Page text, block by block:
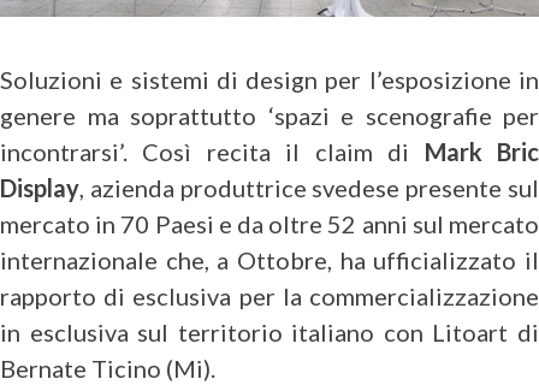
Soluzioni e sistemi di design per l’esposizione in
genere ma soprattutto ‘spazi e scenografie per
incontrarsi’. Così recita il claim di Mark Bric
Display, azienda produttrice svedese presente sul
mercato in 70 Paesi e da oltre 52 anni sul mercato
internazionale che, a Ottobre, ha ufficializzato il
rapporto di esclusiva per la commercializzazione
in esclusiva sul territorio italiano con Litoart di
Bernate Ticino (Mi).